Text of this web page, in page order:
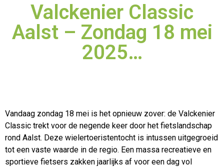
Valckenier Classic
Aalst – Zondag 18 mei
2025…
Vandaag zondag 18 mei is het opnieuw zover: de Valckenier
Classic trekt voor de negende keer door het fietslandschap
rond Aalst. Deze wielertoeristentocht is intussen uitgegroeid
tot een vaste waarde in de regio. Een massa recreatieve en
sportieve fietsers zakken jaarlijks af voor een dag vol